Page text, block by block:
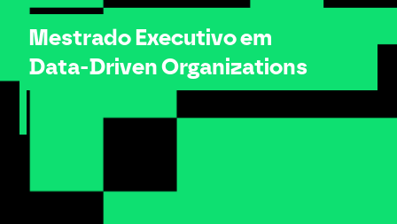
Mestrado Executivo em
Data-Driven Organizations